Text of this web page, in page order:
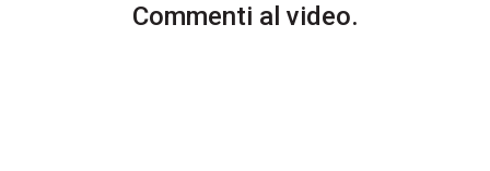
Commenti al video.